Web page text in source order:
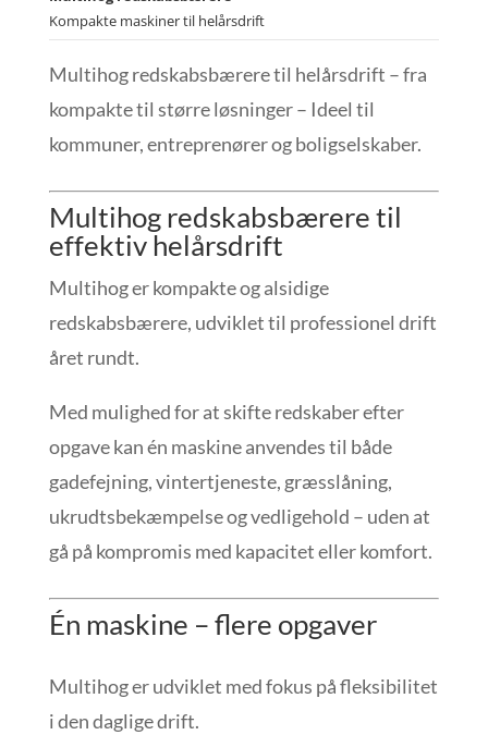
Kompakte maskiner til helårsdrift
Multihog redskabsbærere til helårsdrift – fra
kompakte til større løsninger – Ideel til
kommuner, entreprenører og boligselskaber.
Multihog redskabsbærere til
effektiv helårsdrift
Multihog er kompakte og alsidige
redskabsbærere, udviklet til professionel drift
året rundt.
Med mulighed for at skifte redskaber efter
opgave kan én maskine anvendes til både
gadefejning, vintertjeneste, græsslåning,
ukrudtsbekæmpelse og vedligehold – uden at
gå på kompromis med kapacitet eller komfort.
Én maskine – flere opgaver
Multihog er udviklet med fokus på fleksibilitet
i den daglige drift.